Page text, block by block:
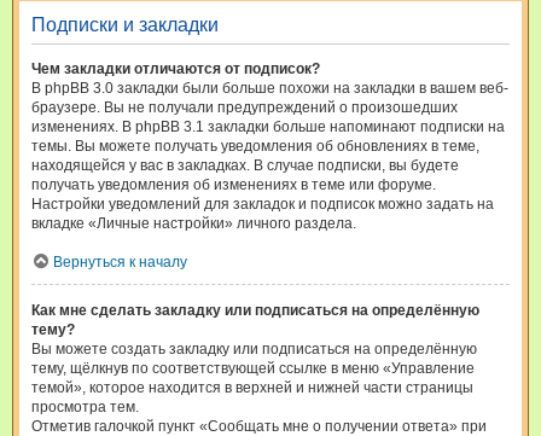
Подписки и закладки
Чем закладки отличаются от подписок?
В phpBB 3.0 закладки были больше похожи на закладки в вашем веб-
браузере. Вы не получали предупреждений о произошедших
изменениях. В phpBB 3.1 закладки больше напоминают подписки на
темы. Вы можете получать уведомления об обновлениях в теме,
находящейся у вас в закладках. В случае подписки, вы будете
получать уведомления об изменениях в теме или форуме.
Настройки уведомлений для закладок и подписок можно задать на
вкладке «Личные настройки» личного раздела.
Вернуться к началу
Как мне сделать закладку или подписаться на определённую
тему?
Вы можете создать закладку или подписаться на определённую
тему, щёлкнув по соответствующей ссылке в меню «Управление
темой», которое находится в верхней и нижней части страницы
просмотра тем.
Отметив галочкой пункт «Сообщать мне о получении ответа» при